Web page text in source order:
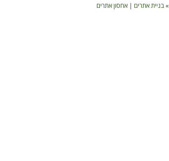
»בניית אתרים |אחסון אתרים